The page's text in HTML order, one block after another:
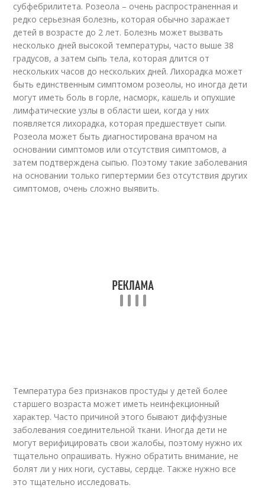
субфебрилитета. Розеола – очень распространенная и
редко серьезная болезнь, которая обычно заражает
детей в возрасте до 2 лет. Болезнь может вызвать
несколько дней высокой температуры, часто выше 38
градусов, а затем сыпь тела, которая длится от
нескольких часов до нескольких дней. Лихорадка может
быть единственным симптомом розеолы, но иногда дети
могут иметь боль в горле, насморк, кашель и опухшие
лимфатические узлы в области шеи, когда у них
появляется лихорадка, которая предшествует сыпи.
Розеола может быть диагностирована врачом на
основании симптомов или отсутствия симптомов, а
затем подтверждена сыпью. Поэтому такие заболевания
на основании только гипертермии без отсутствия других
симптомов, очень сложно выявить.
Температура без признаков простуды у детей более
старшего возраста может иметь неинфекционный
характер. Часто причиной этого бывают диффузные
заболевания соединительной ткани. Иногда дети не
могут верифицировать свои жалобы, поэтому нужно их
тщательно опрашивать. Нужно обратить внимание, не
болят ли у них ноги, суставы, сердце. Также нужно все
это тщательно исследовать.